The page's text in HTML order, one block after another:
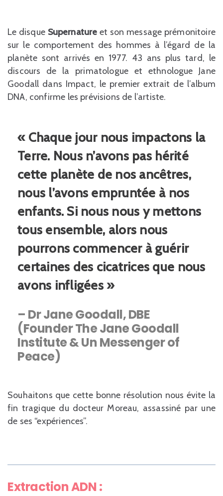
Le disque Supernature et son message prémonitoire
sur le comportement des hommes à l’égard de la
planète sont arrivés en 1977. 43 ans plus tard, le
discours de la primatologue et ethnologue Jane
Goodall dans Impact, le premier extrait de l’album
DNA, confirme les prévisions de l’artiste.
« Chaque jour nous impactons la
Terre. Nous n’avons pas hérité
cette planète de nos ancêtres,
nous l’avons empruntée à nos
enfants. Si nous nous y mettons
tous ensemble, alors nous
pourrons commencer à guérir
certaines des cicatrices que nous
avons infligées »
– Dr Jane Goodall, DBE
(Founder The Jane Goodall
Institute & Un Messenger of
Peace)
Souhaitons que cette bonne résolution nous évite la
fin tragique du docteur Moreau, assassiné par une
de ses “expériences”.
Extraction ADN :